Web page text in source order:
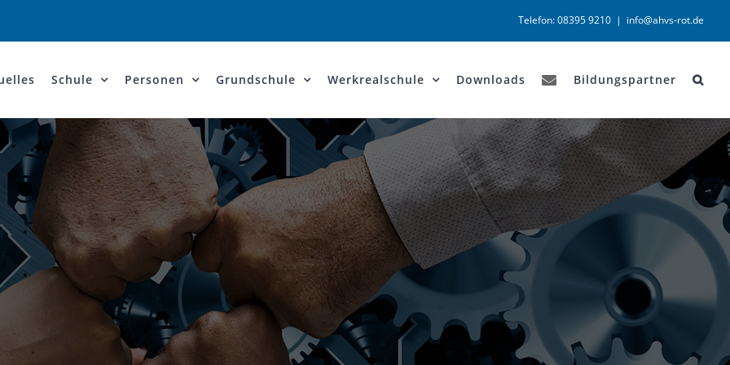
Telefon: 08395 9210 | info@ahvs-rot.de
Schule Personen Grundschule Werkrealschule Downloads Bildungspartner